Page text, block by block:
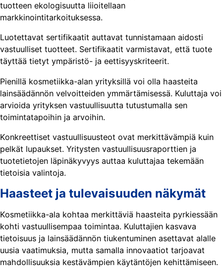
tuotteen ekologisuutta liioitellaan
markkinointitarkoituksessa.
Luotettavat sertifikaatit auttavat tunnistamaan aidosti
vastuulliset tuotteet. Sertifikaatit varmistavat, että tuote
täyttää tietyt ympäristö- ja eettisyyskriteerit.
Pienillä kosmetiikka-alan yrityksillä voi olla haasteita
lainsäädännön velvoitteiden ymmärtämisessä. Kuluttaja voi
arvioida yrityksen vastuullisuutta tutustumalla sen
toimintatapoihin ja arvoihin.
Konkreettiset vastuullisuusteot ovat merkittävämpiä kuin
pelkät lupaukset. Yritysten vastuullisuusraporttien ja
tuotetietojen läpinäkyvyys auttaa kuluttajaa tekemään
tietoisia valintoja.
Haasteet ja tulevaisuuden näkymät
Kosmetiikka-ala kohtaa merkittäviä haasteita pyrkiessään
kohti vastuullisempaa toimintaa. Kuluttajien kasvava
tietoisuus ja lainsäädännön tiukentuminen asettavat alalle
uusia vaatimuksia, mutta samalla innovaatiot tarjoavat
mahdollisuuksia kestävämpien käytäntöjen kehittämiseen.